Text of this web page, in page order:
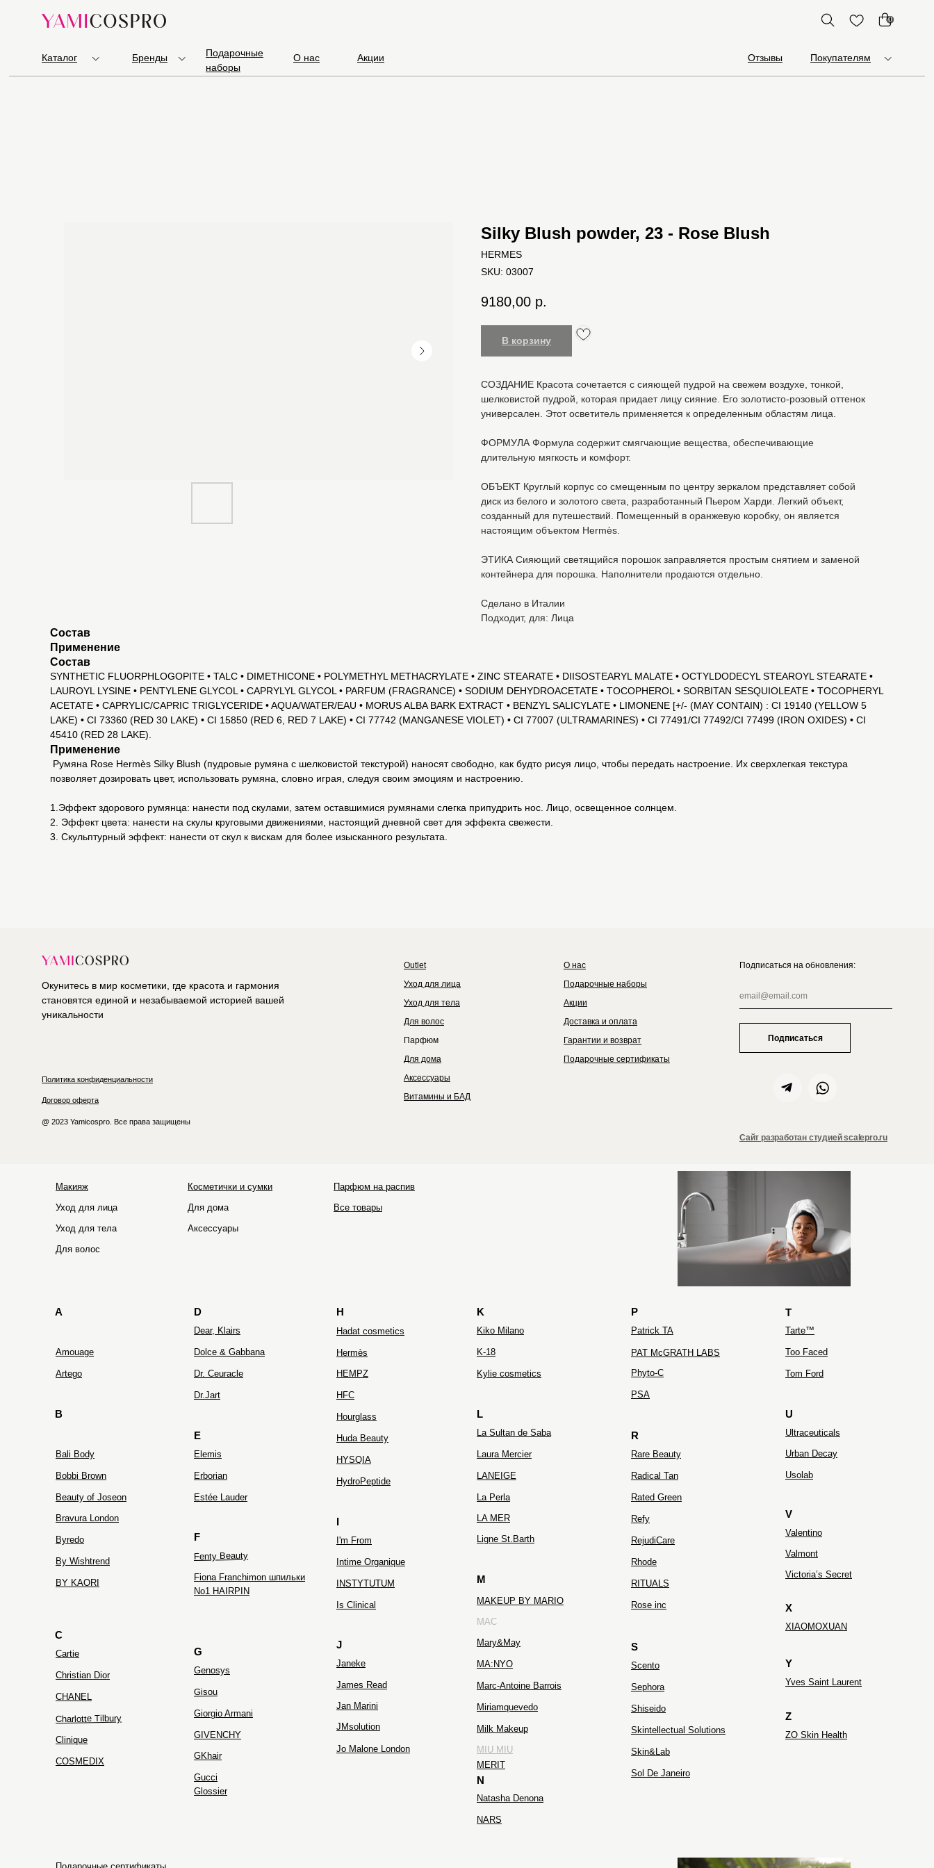
Подарочные
наборы
О нас Акции Отзывы Покупателям
0
Каталог Бренды
Silky Blush powder, 23 - Rose Blush
HERMES
SKU: 03007
9180,00 р.
В корзину
СОЗДАНИЕ Красота сочетается с сияющей пудрой на свежем воздухе, тонкой,
шелковистой пудрой, которая придает лицу сияние. Его золотисто-розовый оттенок
универсален. Этот осветитель применяется к определенным областям лица.
ФОРМУЛА Формула содержит смягчающие вещества, обеспечивающие
длительную мягкость и комфорт.
ОБЪЕКТ Круглый корпус со смещенным по центру зеркалом представляет собой
диск из белого и золотого света, разработанный Пьером Харди. Легкий объект,
созданный для путешествий. Помещенный в оранжевую коробку, он является
настоящим объектом Hermès.
ЭТИКА Сияющий светящийся порошок заправляется простым снятием и заменой
контейнера для порошка. Наполнители продаются отдельно.
Сделано в Италии
Подходит, для: Лица
Состав
Применение
Состав
SYNTHETIC FLUORPHLOGOPITE • TALC • DIMETHICONE • POLYMETHYL METHACRYLATE • ZINC STEARATE • DIISOSTEARYL MALATE • OCTYLDODECYL STEAROYL STEARATE •
LAUROYL LYSINE • PENTYLENE GLYCOL • CAPRYLYL GLYCOL • PARFUM (FRAGRANCE) • SODIUM DEHYDROACETATE • TOCOPHEROL • SORBITAN SESQUIOLEATE • TOCOPHERYL
ACETATE • CAPRYLIC/CAPRIC TRIGLYCERIDE • AQUA/WATER/EAU • MORUS ALBA BARK EXTRACT • BENZYL SALICYLATE • LIMONENE [+/- (MAY CONTAIN) : CI 19140 (YELLOW 5
LAKE) • CI 73360 (RED 30 LAKE) • CI 15850 (RED 6, RED 7 LAKE) • CI 77742 (MANGANESE VIOLET) • CI 77007 (ULTRAMARINES) • CI 77491/CI 77492/CI 77499 (IRON OXIDES) • CI
45410 (RED 28 LAKE).
Применение
Румяна Rose Hermès Silky Blush (пудровые румяна с шелковистой текстурой) наносят свободно, как будто рисуя лицо, чтобы передать настроение. Их сверхлегкая текстура
позволяет дозировать цвет, использовать румяна, словно играя, следуя своим эмоциям и настроению.
1.Эффект здорового румянца: нанести под скулами, затем оставшимися румянами слегка припудрить нос. Лицо, освещенное солнцем.
2. Эффект цвета: нанести на скулы круговыми движениями, настоящий дневной свет для эффекта свежести.
3. Скульптурный эффект: нанести от скул к вискам для более изысканного результата.
Outlet
Окунитесь в мир косметики, где красота и гармония
становятся единой и незабываемой историей вашей
уникальности
Политика конфиденциальности
Договор оферта
@ 2023 Yamicospro. Все права защищены
Уход для лица
Уход для тела
Для волос
Парфюм
Для дома
Аксессуары
Сайт разработан студией scalepro.ru
Витамины и БАД
О нас
Подарочные наборы
Акции
Доставка и оплата
Гарантии и возврат
Подарочные сертификаты
Подписаться на обновления:
Подписаться
Макияж
Уход для лица
Уход для тела
Для волос
Косметички и сумки
Для дома
Аксессуары
Парфюм на распив
Все товары
Glossier
Genosys
Ligne St.Barth
Dr. Ceuracle
Elemis Urban Decay
Estée Lauder
Ultraceuticals
Gucci
Too Faced
Valentino
Usolab
Jan Marini
HYSQIA
Yves Saint Laurent
ZIELINSKI&ROZEN
COSMEDIX
MA:NYO
Tarte™
NARS
Sol De Janeiro
Tom Ford
Shiseido
Rose inc
Kiko Milano
Rare Beauty
BY KAORI
Radical Tan
JMsolution
Phyto-C
Fiona Franchimon шпильки
No1 HAIRPIN
Intime Organique
INSTYTUTUM
Mary&May
Huda Beauty
Fenty Beauty
Erborian
Dr.Jart
K-18
Gisou
Dolce & Gabbana
PSA
Rated Green
Skintellectual Solutions
Miriamquevedo
Hourglass
Laura Mercier
Hadat cosmetics
RejudiCare
James Read
Is Clinical
La Sultan de Saba
XIAOMOXUAN
Valmont
LANEIGE
Christian Dior
Charlotte Tilbury
CHANEL
Bali Body
HydroPeptide
Hermès
Artego
MERIT
GKhair
HOLIFROG
Kylie cosmetics
Janeke
Cartie
By Wishtrend
Byredo
Bravura London
Bobbi Brown
Amouage
Dear, Klairs
Clinique
Giorgio Armani
HFC
I'm From
La Perla
Marc-Antoine Barrois
Milk Makeup
Natasha Denona
Refy
Rhode
Scento
Sephora
Skin&Lab
Jo Malone London
ZO Skin Health
RITUALS
Patrick TA
A
B
C
D
E
F
G
H
I
J
K
L
M
N
P
S
R
T
U
V
X
Y
Z
HEMPZ
Victoria’s Secret
MAKEUP BY MARIO
Beauty of Joseon
GIVENCHY
LA MER
MAC
MIU MIU
PAT McGRATH LABS
Ultraceuticals